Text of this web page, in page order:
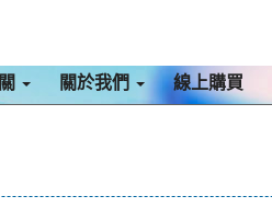
關於我們 線上購買